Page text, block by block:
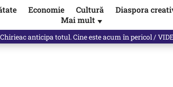
Economie Cultură Diaspora
Mai mult ▼
anticipa totul. Cine este acum în pericol /